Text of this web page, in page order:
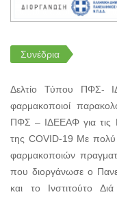
Συνέδρια
Δελτίο Τύπου
φαρμακοποιοί
ΠΦΣ – ΙΔΕΕΑΦ για τις
της COVID-19 Με πολύ
φαρμακοποιών
που διοργάνωσε ο
και το Ινστιτούτο